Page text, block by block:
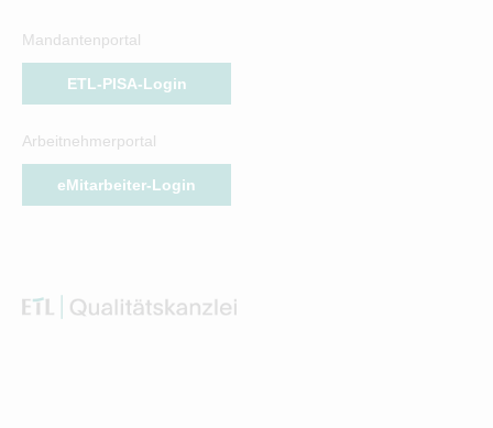
Mandantenportal
ETL-PISA-Login
Arbeitnehmerportal
eMitarbeiter-Login